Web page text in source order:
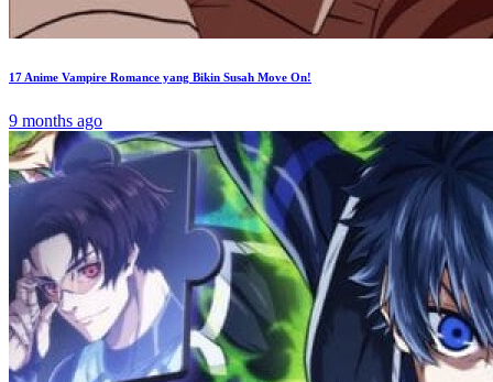
17 Anime Vampire Romance yang Bikin Susah Move On!
9 months ago